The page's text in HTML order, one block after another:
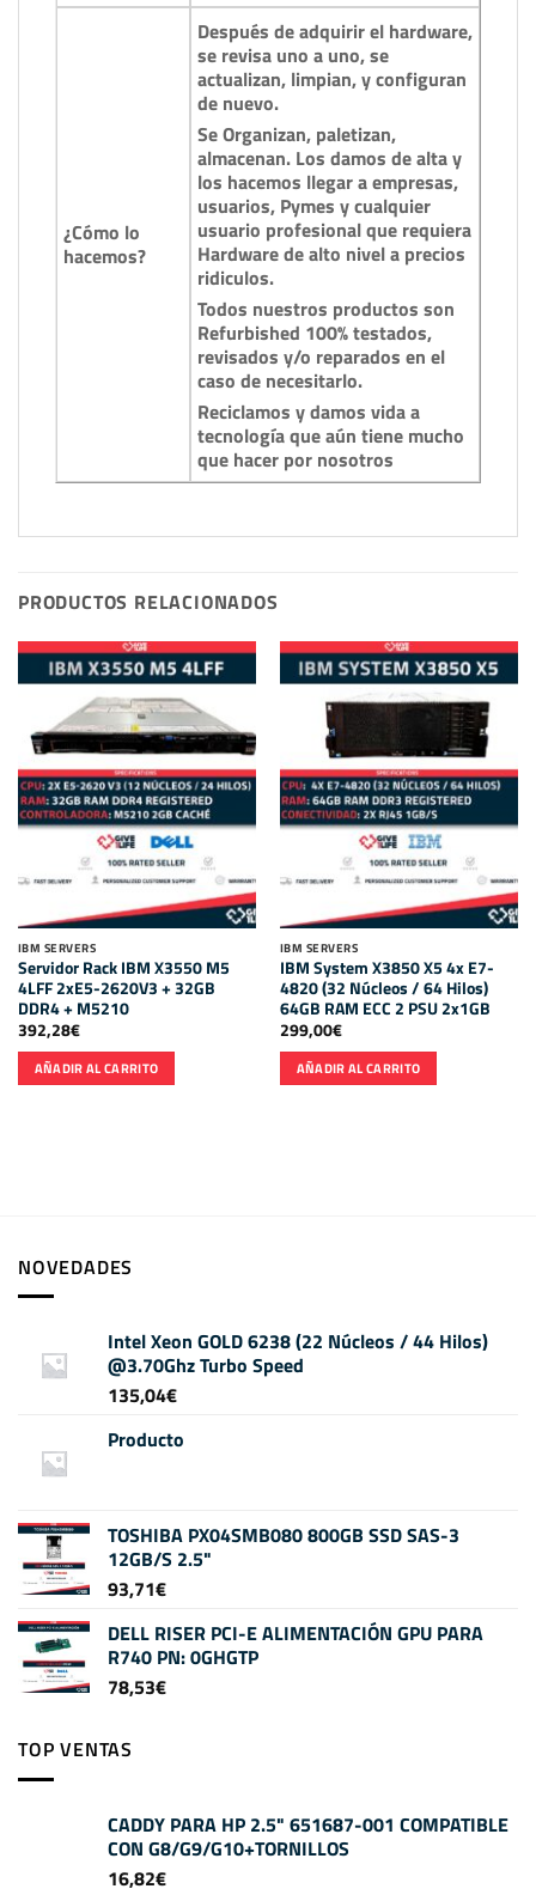
¿Cómo lo
hacemos?
Después de adquirir el hardware,
se revisa uno a uno, se
actualizan, limpian, y configuran
de nuevo.
Se Organizan, paletizan,
almacenan. Los damos de alta y
los hacemos llegar a empresas,
usuarios, Pymes y cualquier
usuario profesional que requiera
Hardware de alto nivel a precios
ridiculos.
Todos nuestros productos son
Refurbished 100% testados,
revisados y/o reparados en el
caso de necesitarlo.
Reciclamos y damos vida a
tecnología que aún tiene mucho
que hacer por nosotros
PRODUCTOS RELACIONADOS
IBM SERVERS
Servidor Rack IBM X3550 M5
4LFF 2xE5-2620V3 + 32GB
DDR4 + M5210
392,28€
AÑADIR AL CARRITO
IBM SERVERS
IBM System X3850 X5 4x E7-
4820 (32 Núcleos / 64 Hilos)
64GB RAM ECC 2 PSU 2x1GB
299,00€
AÑADIR AL CARRITO
NOVEDADES
Intel Xeon GOLD 6238 (22 Núcleos / 44 Hilos)
@3.70Ghz Turbo Speed
135,04€
Producto
TOSHIBA PX04SMB080 800GB SSD SAS-3
12GB/S 2.5"
93,71€
DELL RISER PCI-E ALIMENTACIÓN GPU PARA
R740 PN: 0GHGTP
78,53€
TOP VENTAS
CADDY PARA HP 2.5" 651687-001 COMPATIBLE
CON G8/G9/G10+TORNILLOS
16,82€